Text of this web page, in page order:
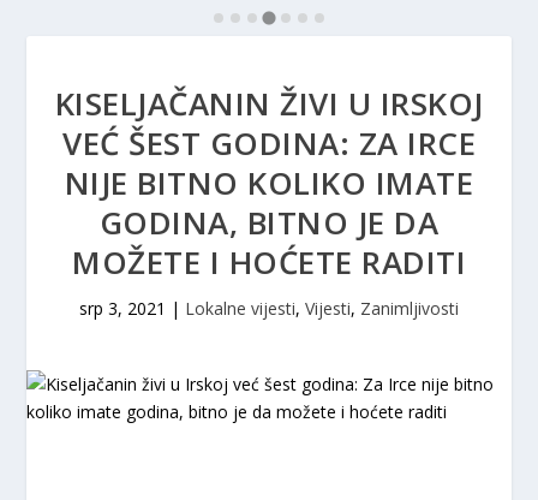
KISELJAČANIN ŽIVI U IRSKOJ
VEĆ ŠEST GODINA: ZA IRCE
NIJE BITNO KOLIKO IMATE
GODINA, BITNO JE DA
MOŽETE I HOĆETE RADITI
srp 3, 2021 | Lokalne vijesti, Vijesti, Zanimljivosti